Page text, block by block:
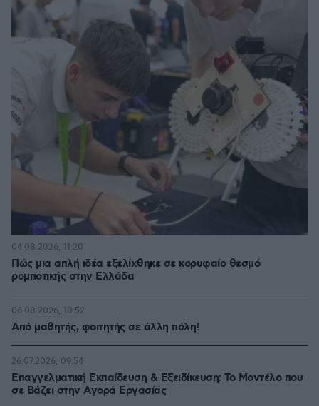
Πώς μια απλή ιδέα εξελίχθηκε σε κορυφαίο θεσμό
ρομποτικής στην Ελλάδα
04.08.2026, 11:20
Από μαθητής, φοιτητής σε άλλη πόλη!
06.08.2026, 10:52
Επαγγελματική Εκπαίδευση & Εξειδίκευση: Το Mοντέλο που
σε Bάζει στην Aγορά Eργασίας
26.07.2026, 09:54